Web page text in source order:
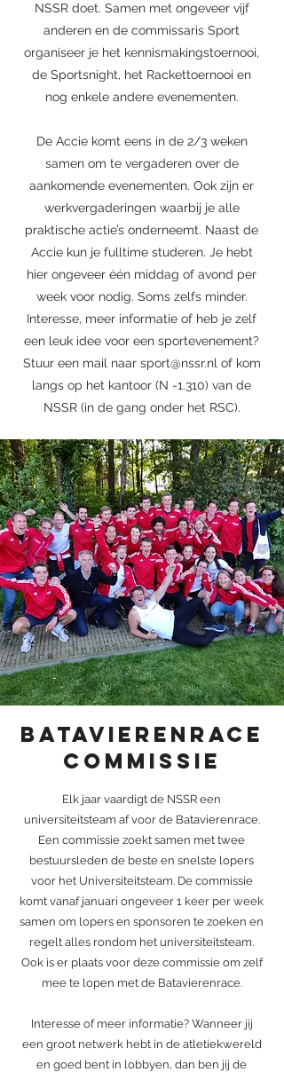
NSSR doet. Samen met ongeveer vijf
anderen en de commissaris Sport
organiseer je het kennismakingstoernooi,
de Sportsnight, het Rackettoernooi en
nog enkele andere evenementen.
De Accie komt eens in de 2/3 weken
samen om te vergaderen over de
aankomende evenementen. Ook zijn er
werkvergaderingen waarbij je alle
praktische actie’s onderneemt. Naast de
Accie kun je fulltime studeren. Je hebt
hier ongeveer één middag of avond per
week voor nodig. Soms zelfs minder.
Interesse, meer informatie of heb je zelf
een leuk idee voor een sportevenement?
Stuur een mail naar sport@nssr.nl of kom
langs op het kantoor (N -1.310) van de
NSSR (in de gang onder het RSC).
Batavierenrace
commissie
Elk jaar vaardigt de NSSR een
universiteitsteam af voor de Batavierenrace.
Een commissie zoekt samen met twee
bestuursleden de beste en snelste lopers
voor het Universiteitsteam. De commissie
komt vanaf januari ongeveer 1 keer per week
samen om lopers en sponsoren te zoeken en
regelt alles rondom het universiteitsteam.
Ook is er plaats voor deze commissie om zelf
mee te lopen met de Batavierenrace.
Interesse of meer informatie? Wanneer jij
een groot netwerk hebt in de atletiekwereld
en goed bent in lobbyen, dan ben jij de